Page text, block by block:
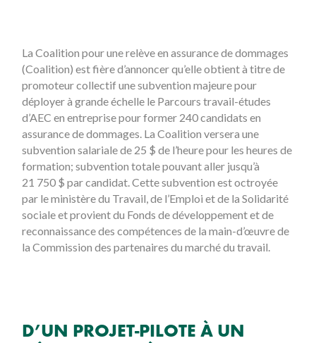
La Coalition pour une relève en assurance de dommages
(Coalition) est fière d’annoncer qu’elle obtient à titre de
promoteur collectif une subvention majeure pour
déployer à grande échelle le Parcours travail-études
d’AEC en entreprise pour former 240 candidats en
assurance de dommages. La Coalition versera une
subvention salariale de 25 $ de l’heure pour les heures de
formation; subvention totale pouvant aller jusqu’à
21 750 $ par candidat. Cette subvention est octroyée
par le ministère du Travail, de l’Emploi et de la Solidarité
sociale et provient du Fonds de développement et de
reconnaissance des compétences de la main-d’œuvre de
la Commission des partenaires du marché du travail.
D’UN PROJET-PILOTE À UN